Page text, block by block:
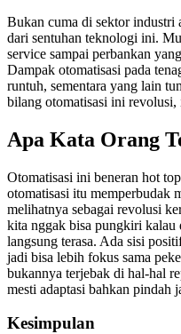
Bukan cuma di sektor industri
dari sentuhan teknologi ini.
service sampai perbankan
Dampak otomatisasi pada
runtuh, sementara yang lain
bilang otomatisasi ini revolusi,
Apa Kata Orang
Otomatisasi ini beneran hot
otomatisasi itu memperbudak
melihatnya sebagai revolusi
kita nggak bisa pungkiri kalau
langsung terasa. Ada sisi
jadi bisa lebih fokus sama
bukannya terjebak di hal-hal
mesti adaptasi bahkan pindah
Kesimpulan